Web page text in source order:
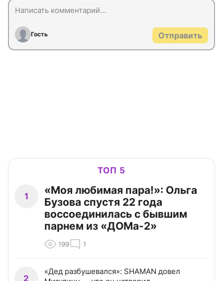
Гость Отправить
ТОП 5
1
«Моя любимая пара!»: Ольга
Бузова спустя 22 года
воссоединилась с бывшим
парнем из «ДОМа-2»
199 1
2
«Дед разбушевался»: SHAMAN довел